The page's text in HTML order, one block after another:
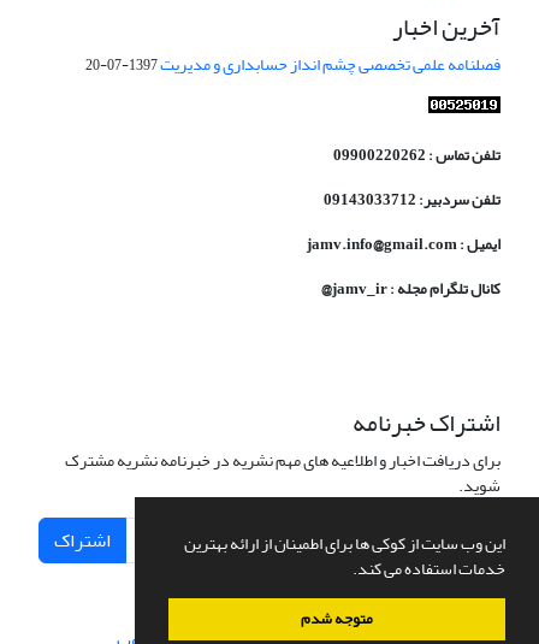
این وب سایت از کوکی ها برای اطمینان از ارائه بهترین
خدمات استفاده می کند.
متوجه شدم
آخرین اخبار
فصلنامه علمی تخصصی چشم انداز حسابداری و مدیریت1397-07-20
تلفن تماس : 09900220262
تلفن سردبیر: 09143033712
ایمیل : jamv.info@gmail.com
کانال تلگرام مجله : jamv_ir@
اشتراک خبرنامه
برای دریافت اخبار و اطلاعیه های مهم نشریه در خبرنامه نشریه مشترک
شوید.
اشتراک